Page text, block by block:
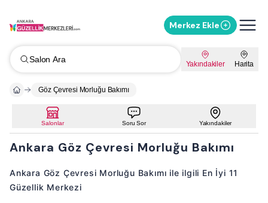
Merkez Ekle
Salon Ara Yakındakiler Harita
Göz Çevresi Morluğu Bakımı
Salonlar Soru Sor Yakındakiler
Ankara Göz Çevresi Morluğu Bakımı
Ankara Göz Çevresi Morluğu Bakımı ile ilgili En İyi 11
Güzellik Merkezi